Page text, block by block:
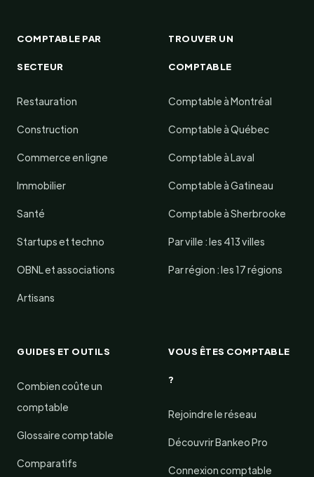
COMPTABLE PAR
SECTEUR
Restauration
Construction
Commerce en ligne
Immobilier
Santé
Startups et techno
OBNL et associations
Artisans
TROUVER UN
COMPTABLE
Comptable à Montréal
Comptable à Québec
Comptable à Laval
Comptable à Gatineau
Comptable à Sherbrooke
Par ville : les 413 villes
Par région : les 17 régions
GUIDES ET OUTILS
Combien coûte un
comptable
Glossaire comptable
Comparatifs
VOUS ÊTES COMPTABLE
?
Rejoindre le réseau
Découvrir Bankeo Pro
Connexion comptable